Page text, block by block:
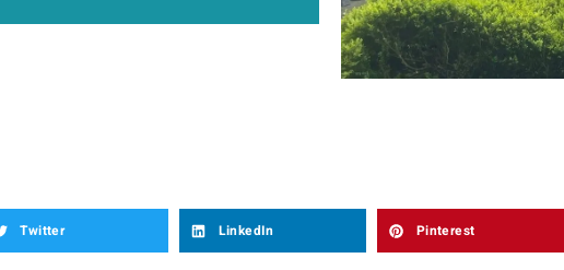
Twitter LinkedIn Pinterest